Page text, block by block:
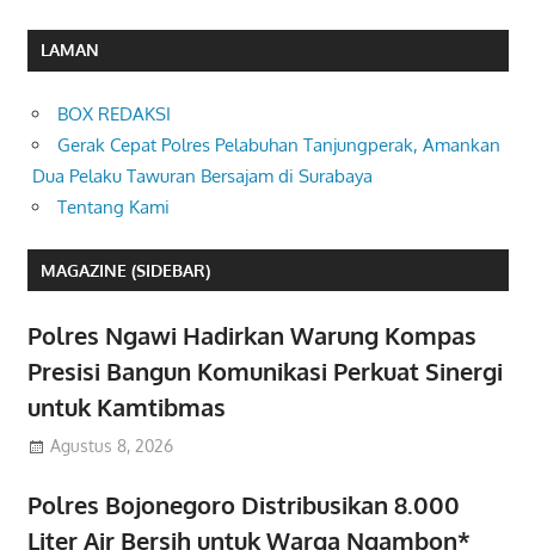
LAMAN
BOX REDAKSI
Gerak Cepat Polres Pelabuhan Tanjungperak, Amankan
Dua Pelaku Tawuran Bersajam di Surabaya
Tentang Kami
MAGAZINE (SIDEBAR)
Polres Ngawi Hadirkan Warung Kompas
Presisi Bangun Komunikasi Perkuat Sinergi
untuk Kamtibmas
Agustus 8, 2026
Polres Bojonegoro Distribusikan 8.000
Liter Air Bersih untuk Warga Ngambon*